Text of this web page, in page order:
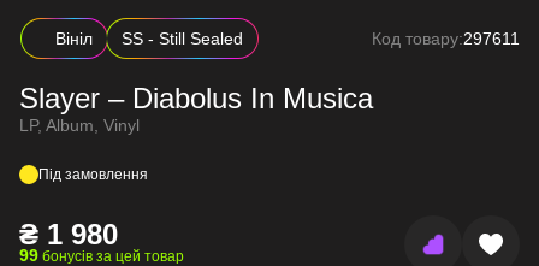
Вініл SS - Still Sealed Код товару:297611
Slayer – Diabolus In Musica
LP, Album, Vinyl
Під замовлення
₴ 1 980
99 бонусів за цей товар